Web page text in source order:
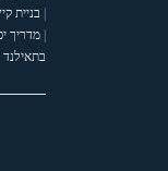
| בניית
| מדריך
בתאילנד|